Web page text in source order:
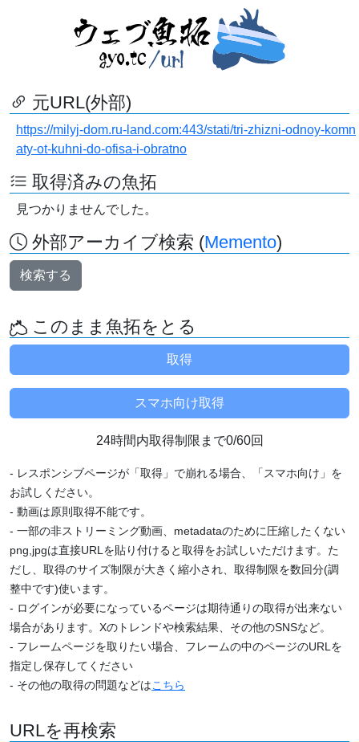
元URL(外部)
https://milyj-dom.ru-land.com:443/stati/tri-zhizni-odnoy-komn
aty-ot-kuhni-do-ofisa-i-obratno
取得済みの魚拓
見つかりませんでした。
外部アーカイブ検索 (Memento)
検索する
このまま魚拓をとる
24時間内取得制限まで0/60回
- レスポンシブページが「取得」で崩れる場合、「スマホ向け」を
お試しください。
- 動画は原則取得不能です。
- 一部の非ストリーミング動画、metadataのために圧縮したくない
png,jpgは直接URLを貼り付けると取得をお試しいただけます。た
だし、取得のサイズ制限が大きく縮小され、取得制限を数回分(調
整中です)使います。
- ログインが必要になっているページは期待通りの取得が出来ない
場合があります。Xのトレンドや検索結果、その他のSNSなど。
- フレームページを取りたい場合、フレームの中のページのURLを
指定し保存してください
- その他の取得の問題などはこちら
URLを再検索